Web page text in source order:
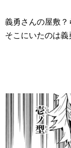
義勇さんの屋敷？
そこにいたのは義